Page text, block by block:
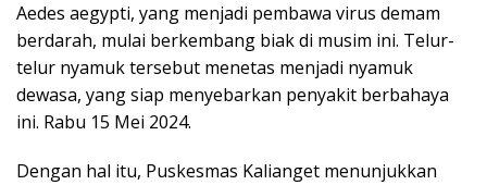
Aedes aegypti, yang menjadi pembawa virus demam
berdarah, mulai berkembang biak di musim ini. Telur-
telur nyamuk tersebut menetas menjadi nyamuk
dewasa, yang siap menyebarkan penyakit berbahaya
ini. Rabu 15 Mei 2024.
Dengan hal itu, Puskesmas Kalianget menunjukkan